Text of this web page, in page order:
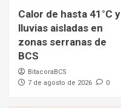
Calor de hasta 41°C y
lluvias aisladas en
zonas serranas de
BCS
BitacoraBCS
7 de agosto de 2026
0